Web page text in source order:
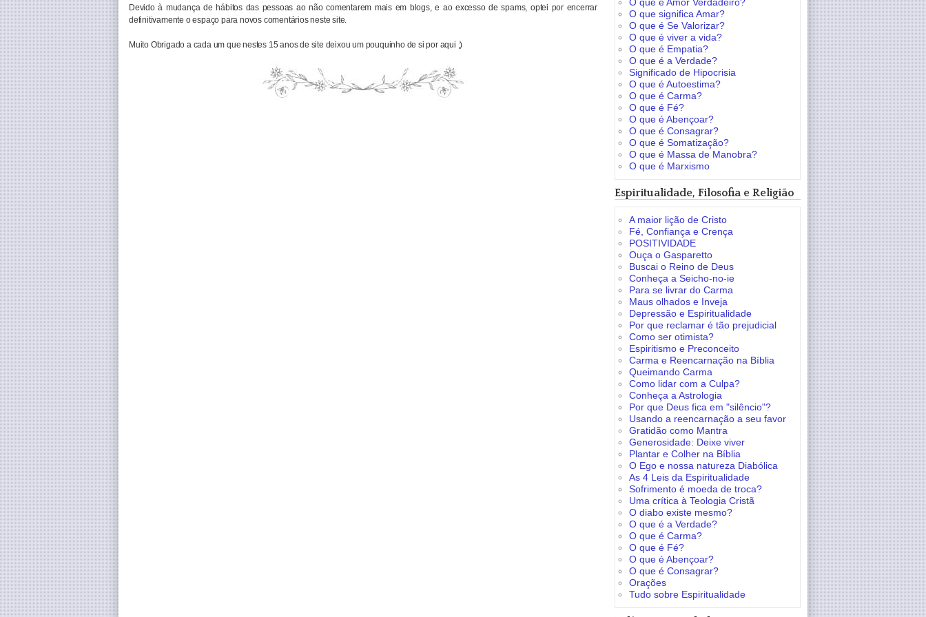
Devido à mudança de hábitos das pessoas ao não comentarem mais em blogs, e ao excesso de spams, optei por encerrar
definitivamente o espaço para novos comentários neste site.
Muito Obrigado a cada um que nestes 15 anos de site deixou um pouquinho de si por aqui ;)
O que significa Amar?
O que é Se Valorizar?
O que é viver a vida?
O que é Empatia?
O que é a Verdade?
Significado de Hipocrisia
O que é Autoestima?
O que é Carma?
O que é Fé?
O que é Abençoar?
O que é Consagrar?
O que é Somatização?
O que é Massa de Manobra?
O que é Marxismo
Espiritualidade, Filosofia e Religião
A maior lição de Cristo
Fé, Confiança e Crença
POSITIVIDADE
Ouça o Gasparetto
Buscai o Reino de Deus
Conheça a Seicho-no-ie
Para se livrar do Carma
Maus olhados e Inveja
Depressão e Espiritualidade
Por que reclamar é tão prejudicial
Como ser otimista?
Espiritismo e Preconceito
Carma e Reencarnação na Bíblia
Queimando Carma
Como lidar com a Culpa?
Conheça a Astrologia
Por que Deus fica em "silêncio"?
Usando a reencarnação a seu favor
Gratidão como Mantra
Generosidade: Deixe viver
Plantar e Colher na Bíblia
O Ego e nossa natureza Diabólica
As 4 Leis da Espiritualidade
Sofrimento é moeda de troca?
Uma crítica à Teologia Cristã
O diabo existe mesmo?
O que é a Verdade?
O que é Carma?
O que é Fé?
O que é Abençoar?
O que é Consagrar?
Orações
Tudo sobre Espiritualidade